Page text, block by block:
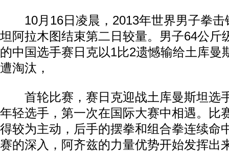
10月16日凌晨，2013年世界男子拳击
坦阿拉木图结束第二日较量。男子64公斤
的中国选手赛日克以1比2遗憾输给土库曼
遭淘汰，
首轮比赛，赛日克迎战土库曼斯坦选
年轻选手，第一次在国际大赛中相遇。比
得较为主动，后手的摆拳和组合拳连续命
赛的深入，阿齐兹的力量优势开始发挥出